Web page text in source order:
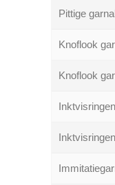
Pittige
Knoflook
Knoflook
Inktvisringen